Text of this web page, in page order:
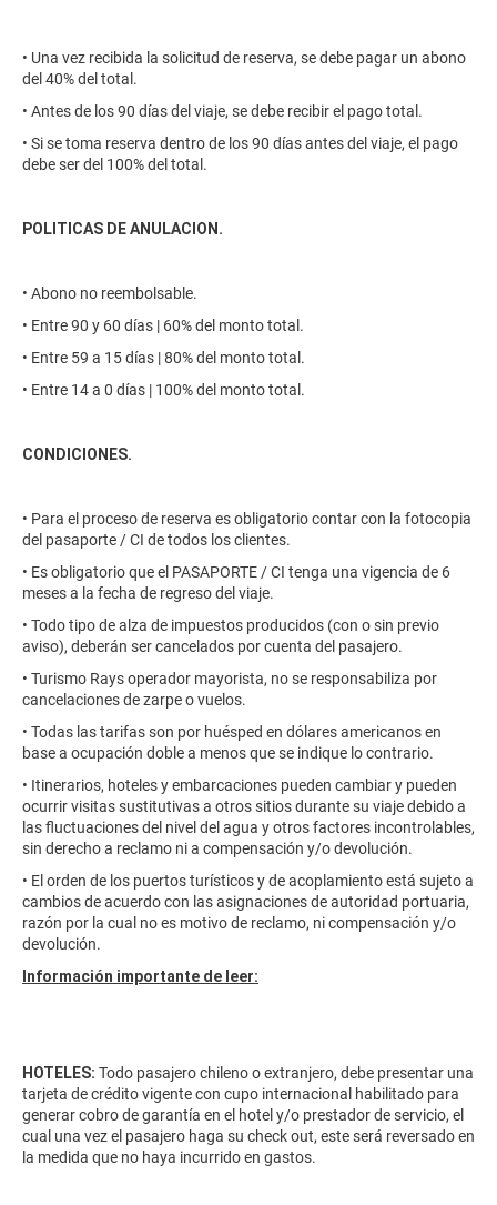
• Una vez recibida la solicitud de reserva, se debe pagar un abono
del 40% del total.
• Antes de los 90 días del viaje, se debe recibir el pago total.
• Si se toma reserva dentro de los 90 días antes del viaje, el pago
debe ser del 100% del total.
POLITICAS DE ANULACION.
• Abono no reembolsable.
• Entre 90 y 60 días | 60% del monto total.
• Entre 59 a 15 días | 80% del monto total.
• Entre 14 a 0 días | 100% del monto total.
CONDICIONES.
• Para el proceso de reserva es obligatorio contar con la fotocopia
del pasaporte / CI de todos los clientes.
• Es obligatorio que el PASAPORTE / CI tenga una vigencia de 6
meses a la fecha de regreso del viaje.
• Todo tipo de alza de impuestos producidos (con o sin previo
aviso), deberán ser cancelados por cuenta del pasajero.
• Turismo Rays operador mayorista, no se responsabiliza por
cancelaciones de zarpe o vuelos.
• Todas las tarifas son por huésped en dólares americanos en
base a ocupación doble a menos que se indique lo contrario.
• Itinerarios, hoteles y embarcaciones pueden cambiar y pueden
ocurrir visitas sustitutivas a otros sitios durante su viaje debido a
las fluctuaciones del nivel del agua y otros factores incontrolables,
sin derecho a reclamo ni a compensación y/o devolución.
• El orden de los puertos turísticos y de acoplamiento está sujeto a
cambios de acuerdo con las asignaciones de autoridad portuaria,
razón por la cual no es motivo de reclamo, ni compensación y/o
devolución.
Información importante de leer:
HOTELES: Todo pasajero chileno o extranjero, debe presentar una
tarjeta de crédito vigente con cupo internacional habilitado para
generar cobro de garantía en el hotel y/o prestador de servicio, el
cual una vez el pasajero haga su check out, este será reversado en
la medida que no haya incurrido en gastos.